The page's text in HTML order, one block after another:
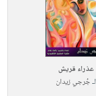
عذراء قريش
لـجُرجي زيدان